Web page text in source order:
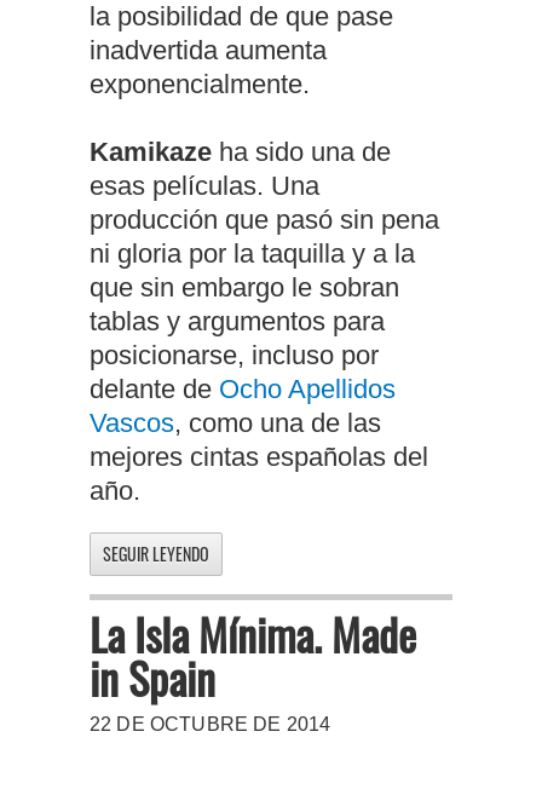
la posibilidad de que pase
inadvertida aumenta
exponencialmente.
Kamikaze ha sido una de
esas películas. Una
producción que pasó sin pena
ni gloria por la taquilla y a la
que sin embargo le sobran
tablas y argumentos para
posicionarse, incluso por
delante de Ocho Apellidos
Vascos, como una de las
mejores cintas españolas del
año.
SEGUIR LEYENDO
La Isla Mínima. Made
in Spain
22 DE OCTUBRE DE 2014